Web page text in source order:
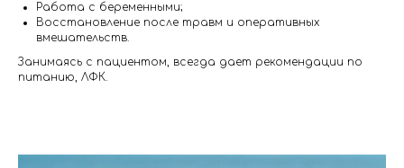
Работа с беременными;
Восстановление после травм и оперативных
вмешательств.
Занимаясь с пациентом, всегда дает рекомендации по
питанию, ЛФК.